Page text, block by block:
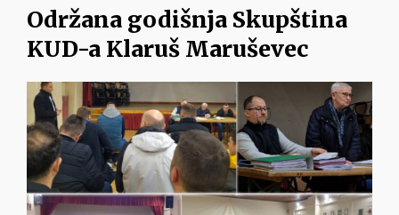
Održana godišnja Skupština
KUD-a Klaruš Maruševec